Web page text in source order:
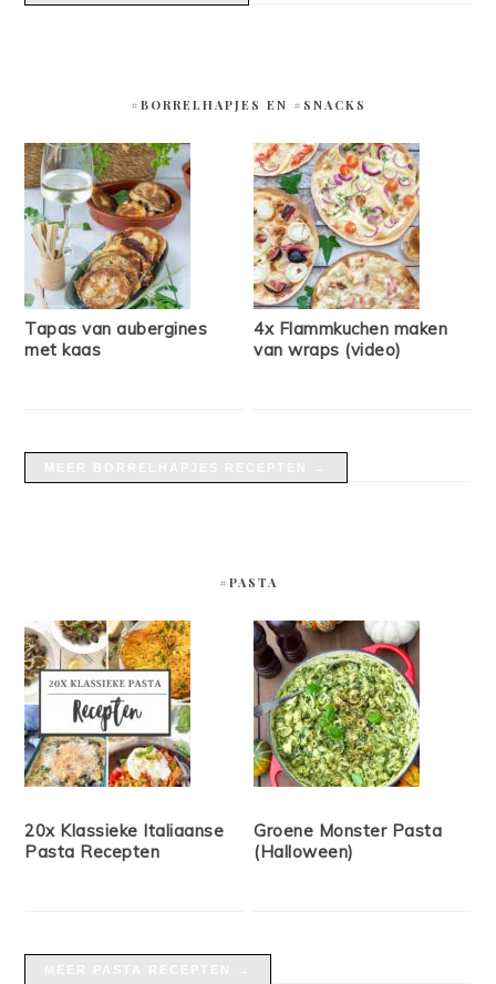
#BORRELHAPJES EN #SNACKS
Tapas van aubergines
met kaas
4x Flammkuchen maken
van wraps (video)
#PASTA
20x Klassieke Italiaanse
Pasta Recepten
Groene Monster Pasta
(Halloween)